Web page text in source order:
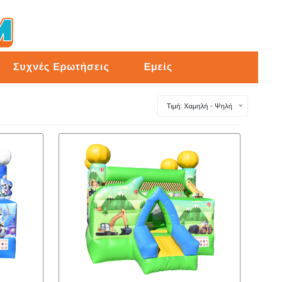
Συχνές Ερωτήσεις Εμείς
Τιμή: Χαμηλή - Ψηλή